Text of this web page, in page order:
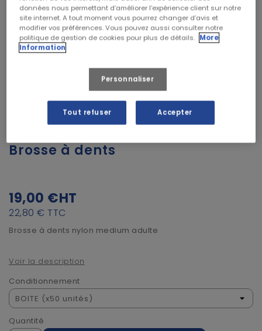
Brosse à dents
19,00 €HT
22,80 € TTC
Brosse à dents nylon medium adulte
Voir la description
Conditionnement
Quantité
données nous permettant d’améliorer l’expérience client sur notre
site internet. A tout moment vous pourrez changer d’avis et
modifier vos préférences. Vous pouvez aussi consulter notre
politique de gestion de cookies pour plus de détails. More
Information
Personnaliser
Tout refuser Accepter